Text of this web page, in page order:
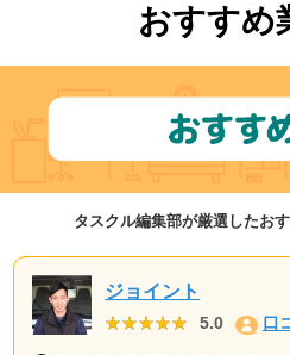
おすすめ
タスクル編集部が厳選したお
ジョイント
★★★★★
★★★★★ 5.0 口